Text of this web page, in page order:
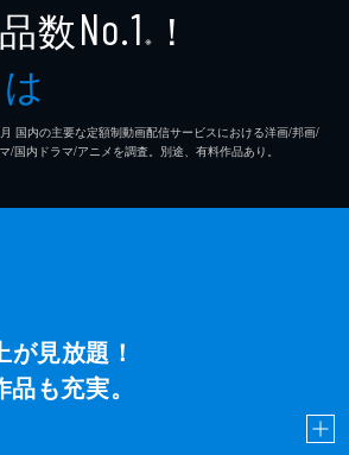
数No.1 ※ ！
国内の主要な定額制動画配信サービスにおける洋画/邦画/
/国内ドラマ/アニメを調査。別途、有料作品あり。
が見放題！
も充実。